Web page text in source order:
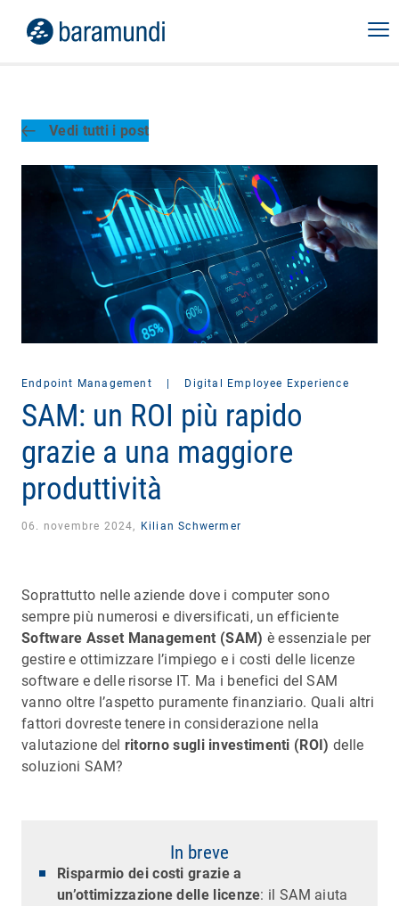
Vedi tutti i post
Endpoint Management | Digital Employee Experience
SAM: un ROI più rapido
grazie a una maggiore
produttività
06. novembre 2024, Kilian Schwermer
Soprattutto nelle aziende dove i computer sono
sempre più numerosi e diversificati, un efficiente
Software Asset Management (SAM) è essenziale per
gestire e ottimizzare l’impiego e i costi delle licenze
software e delle risorse IT. Ma i benefici del SAM
vanno oltre l’aspetto puramente finanziario. Quali altri
fattori dovreste tenere in considerazione nella
valutazione del ritorno sugli investimenti (ROI) delle
soluzioni SAM?
In breve
Risparmio dei costi grazie a
un’ottimizzazione delle licenze: il SAM aiuta